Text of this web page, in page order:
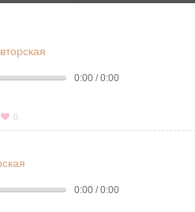
0:00 / 0:00
0
0:00 / 0:00